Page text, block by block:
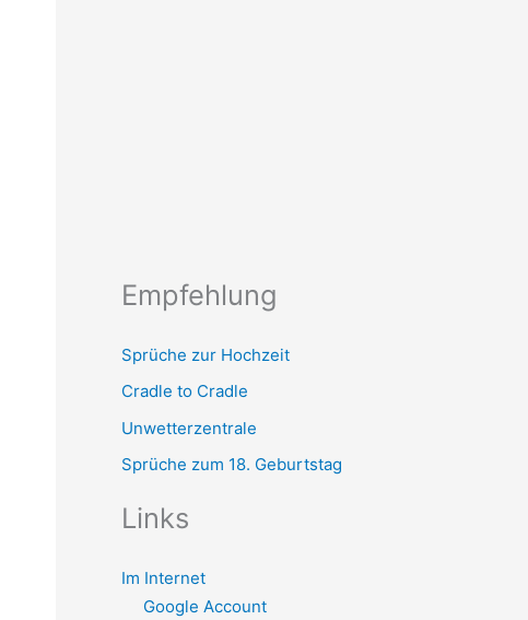
Empfehlung
Sprüche zur Hochzeit
Cradle to Cradle
Unwetterzentrale
Sprüche zum 18. Geburtstag
Links
Im Internet
Google Account